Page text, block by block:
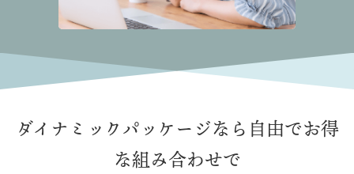
ダイナミックパッケージなら 自由でお得
な組み合わせで